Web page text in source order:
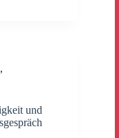
,
und